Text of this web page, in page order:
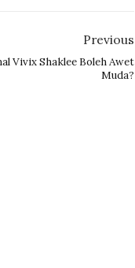
Previous
Vivix Shaklee Boleh Awet
Muda?